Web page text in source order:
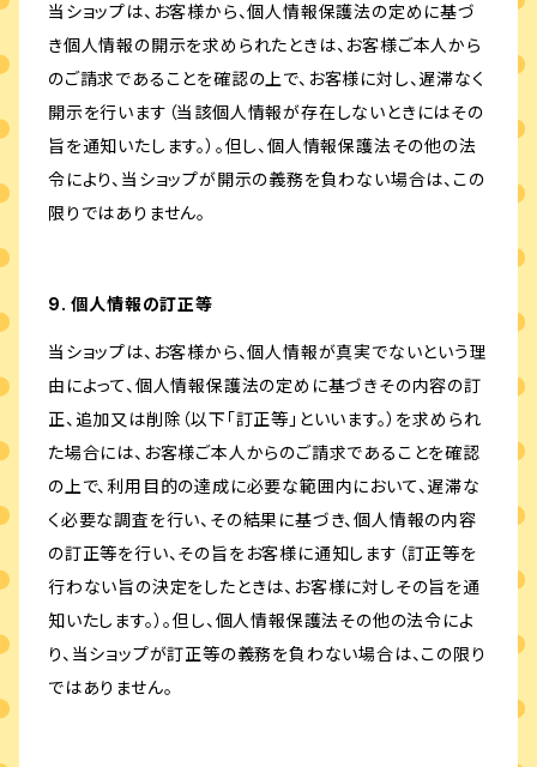
当ショップは、お客様から、個人情報保護法の定めに基づ
き個人情報の開示を求められたときは、お客様ご本人から
のご請求であることを確認の上で、お客様に対し、遅滞なく
開示を行います（当該個人情報が存在しないときにはその
旨を通知いたします。）。但し、個人情報保護法その他の法
令により、当ショップが開示の義務を負わない場合は、この
限りではありません。
9. 個人情報の訂正等
当ショップは、お客様から、個人情報が真実でないという理
由によって、個人情報保護法の定めに基づきその内容の訂
正、追加又は削除（以下「訂正等」といいます。）を求められ
た場合には、お客様ご本人からのご請求であることを確認
の上で、利用目的の達成に必要な範囲内において、遅滞な
く必要な調査を行い、その結果に基づき、個人情報の内容
の訂正等を行い、その旨をお客様に通知します（訂正等を
行わない旨の決定をしたときは、お客様に対しその旨を通
知いたします。）。但し、個人情報保護法その他の法令によ
り、当ショップが訂正等の義務を負わない場合は、この限り
ではありません。